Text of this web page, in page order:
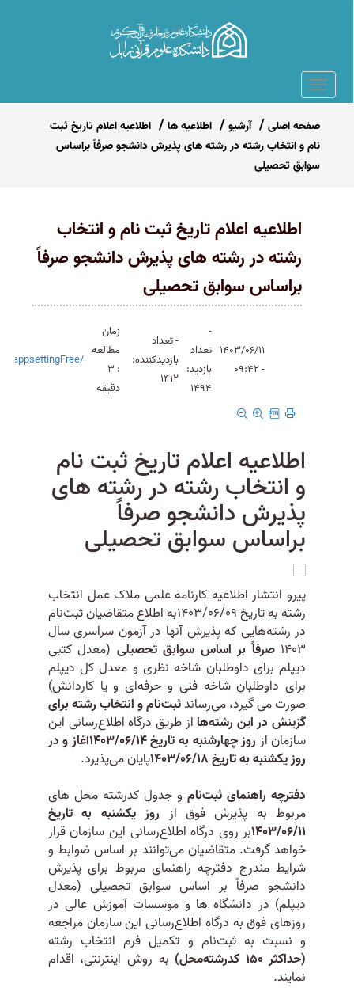
صفحه اصلی آرشیو اطلاعیه ها
اطلاعیه اعلام تاریخ ثبت
نام و انتخاب رشته در رشته های پذیرش دانشجو صرفاً براساس
سوابق تحصیلی
اطلاعیه اعلام تاریخ ثبت نام و انتخاب
رشته در رشته های پذیرش دانشجو صرفاً
براساس سوابق تحصیلی
1403/06/11
- 09:42
-
تعداد
بازدید:
1494
- تعداد
بازدیدکننده:
1412
زمان
مطالعه
: 3
دقیقه
/appsettingFree
اطلاعیه اعلام تاریخ ثبت نام
و انتخاب رشته در رشته های
پذیرش دانشجو صرفاً
براساس سوابق تحصیلی
پیرو انتشار اطلاعیه کارنامه علمی ملاک عمل انتخاب
رشته به تاریخ 1403/06/09به اطلاع متقاضیان ثبت‌نام
در رشته‌هایی که پذیرش آنها در آزمون سراسری سال
1403 صرفاً بر اساس سوابق تحصیلی(معدل کتبی
دیپلم برای داوطلبان شاخه نظری و معدل کل دیپلم
برای داوطلبان شاخه فنی و حرفه‌ای و یا کاردانش)
صورت می گیرد، می‌رساندثبت‌نام و انتخاب رشته برای
گزینش در این رشته‌هااز طریق درگاه اطلاع‌رسانی این
سازمان از
روز چهارشنبه به تاریخ 1403/06/14آغاز و در
روز یکشنبه به تاریخ 1403/06/18
پایان می‌پذیرد.
دفترچه راهنمای ثبت‌نامو جدول کدرشته محل های
مربوط به پذیرش فوق از روز یکشنبه به تاریخ
1403/06/11بر روی درگاه اطلاع‌رسانی این سازمان قرار
خواهد گرفت. متقاضیان می‌توانند بر اساس ضوابط و
شرایط مندرج دفترچه راهنمای مربوط برای پذیرش
دانشجو صرفاً بر اساس سوابق تحصیلی (معدل
دیپلم) در دانشگاه ها و موسسات آموزش عالی در
روزهای فوق به درگاه اطلاع‌رسانی این سازمان مراجعه
و نسبت به ثبت‌نام و تکمیل فرم انتخاب رشته
(حداکثر 150 کدرشته‌محل)
به روش اینترنتی، اقدام
نمایند.